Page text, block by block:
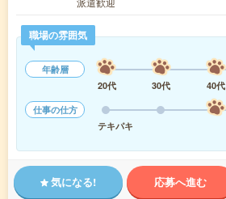
職場の雰囲気
年齢層
20代
30代 40代
仕事の仕方
テキパキ
気になる! 応募へ進む